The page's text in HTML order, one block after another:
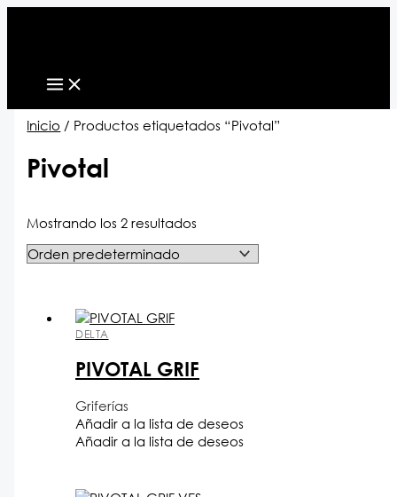
Ir
Inicio / Productos etiquetados “Pivotal”
Pivotal
Mostrando los 2 resultados
DELTA
PIVOTAL GRIF
Griferías
Añadir a la lista de deseos
Añadir a la lista de deseos